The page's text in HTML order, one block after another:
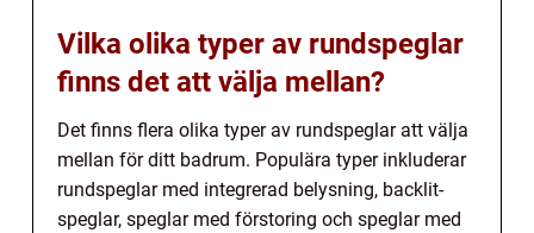
Vilka olika typer av rundspeglar
finns det att välja mellan?
Det finns flera olika typer av rundspeglar att välja
mellan för ditt badrum. Populära typer inkluderar
rundspeglar med integrerad belysning, backlit-
speglar, speglar med förstoring och speglar med